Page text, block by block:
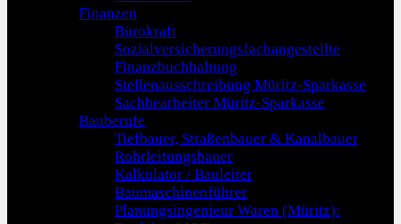
Finanzen
Bürokraft
Sozialversicherungsfachangestellte
Finanzbuchhaltung
Stellenausschreibung Müritz-Sparkasse
Sachbearbeiter Müritz-Sparkasse
Bauberufe
Tiefbauer, Straßenbauer & Kanalbauer
Rohrleitungsbauer
Kalkulator / Bauleiter
Baumaschinenführer
Planungsingenieur Waren (Müritz):